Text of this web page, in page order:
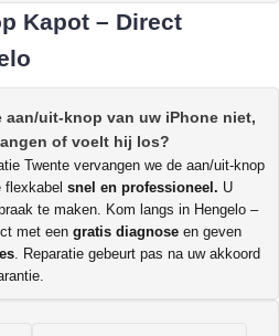
Kapot – Direct
aan/uit-knop van uw iPhone niet,
of voelt hij los?
Twente vervangen we de aan/uit-knop
snel en professioneel. U
te maken. Kom langs in Hengelo –
met een gratis diagnose en geven
. Reparatie gebeurt pas na uw akkoord